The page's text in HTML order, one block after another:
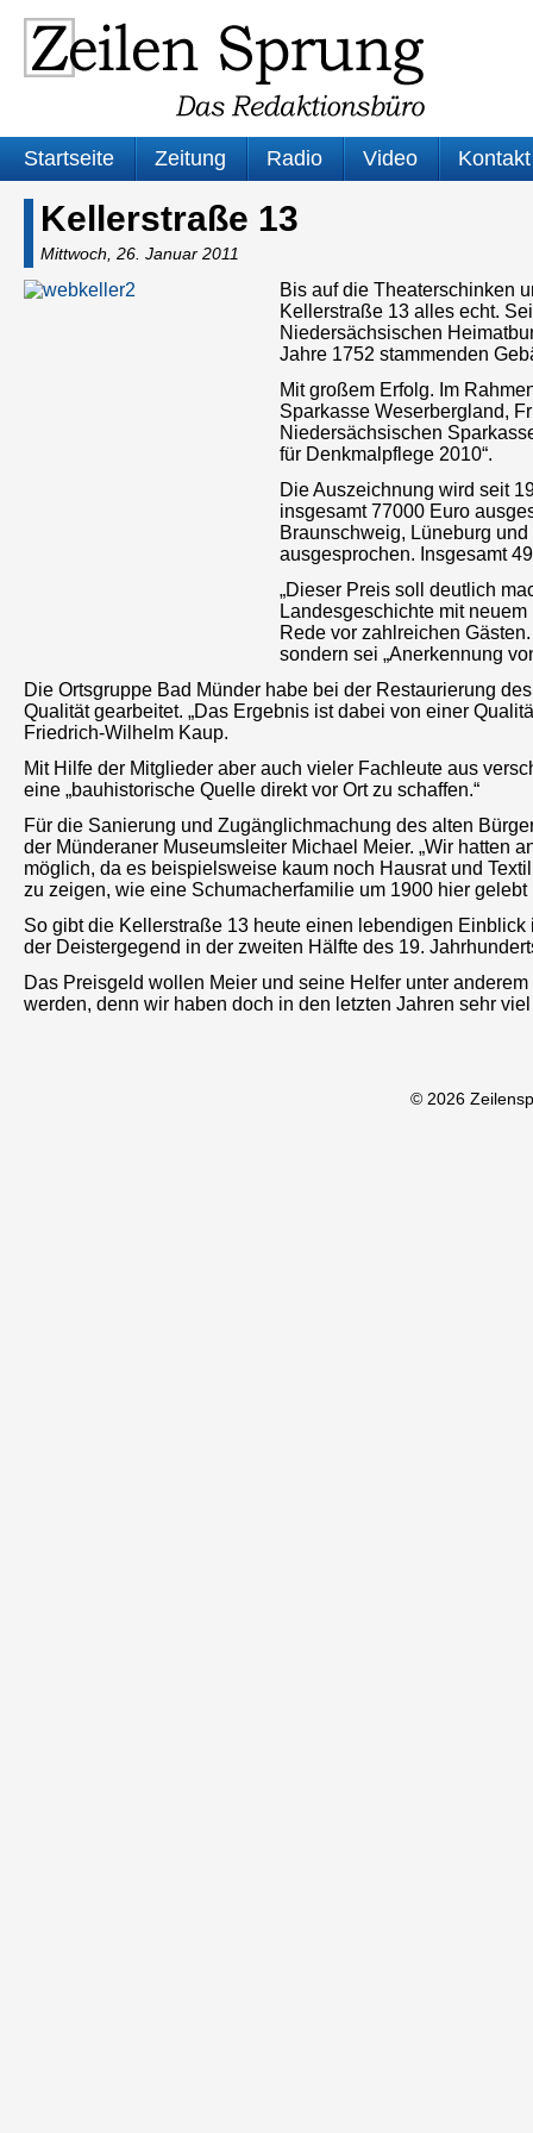
Startseite Zeitung Radio Video Kontakt
Kellerstraße 13
Mittwoch, 26. Januar 2011
Bis auf die Theaterschinken
Kellerstraße 13 alles echt.
Niedersächsischen
Jahre 1752 stammenden
Mit großem Erfolg. Im
Sparkasse Weserbergland,
Niedersächsischen
für Denkmalpflege 2010“.
Die Auszeichnung wird seit
insgesamt 77000 Euro
Braunschweig, Lüneburg
ausgesprochen. Insgesamt
„Dieser Preis soll deutlich
Landesgeschichte mit
Rede vor zahlreichen
sondern sei „Anerkennung
Die Ortsgruppe Bad Münder habe bei der Restaurierung
Qualität gearbeitet. „Das Ergebnis ist dabei von einer
Friedrich-Wilhelm Kaup.
Mit Hilfe der Mitglieder aber auch vieler Fachleute aus
eine „bauhistorische Quelle direkt vor Ort zu schaffen.“
Für die Sanierung und Zugänglichmachung des alten
der Münderaner Museumsleiter Michael Meier. „Wir hatten
möglich, da es beispielsweise kaum noch Hausrat und
zu zeigen, wie eine Schumacherfamilie um 1900 hier
So gibt die Kellerstraße 13 heute einen lebendigen
der Deistergegend in der zweiten Hälfte des 19.
Das Preisgeld wollen Meier und seine Helfer unter
werden, denn wir haben doch in den letzten Jahren sehr
© 2026